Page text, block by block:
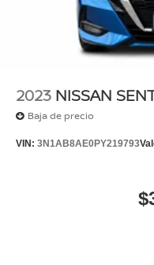
2023 NISSAN
Baja de precio
VIN: 3N1AB8AE0PY219793